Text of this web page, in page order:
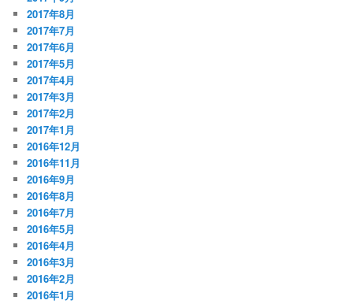
2017年8月
2017年7月
2017年6月
2017年5月
2017年4月
2017年3月
2017年2月
2017年1月
2016年12月
2016年11月
2016年9月
2016年8月
2016年7月
2016年5月
2016年4月
2016年3月
2016年2月
2016年1月